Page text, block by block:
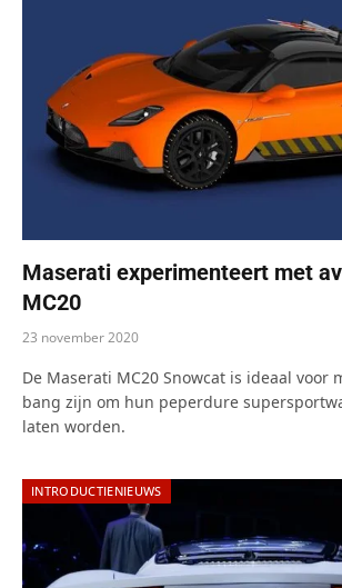
Maserati experimenteert met
MC20
23 november 2020
De Maserati MC20 Snowcat is ideaal voor
bang zijn om hun peperdure
laten worden.
INTRODUCTIENIEUWS